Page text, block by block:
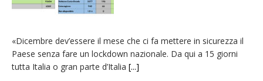
«Dicembre dev’essere il mese che ci fa mettere in sicurezza il
Paese senza fare un lockdown nazionale. Da qui a 15 giorni
tutta Italia o gran parte d’Italia [...]